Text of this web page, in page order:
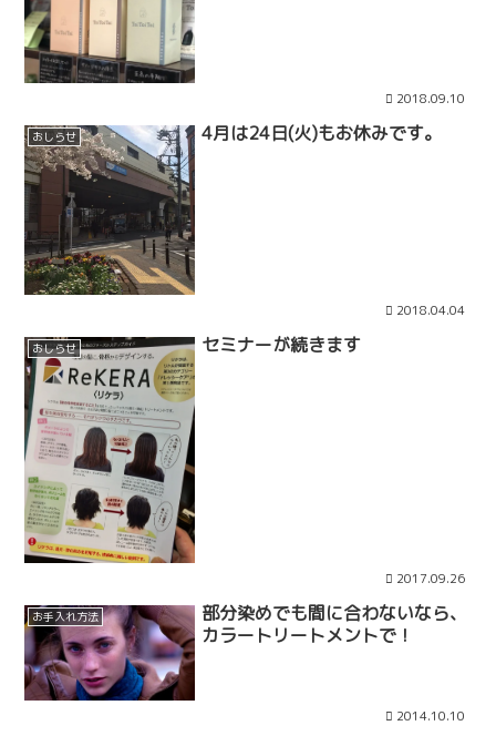
2018.09.10
おしらせ 4月は24日(火)もお休みです。
2018.04.04
おしらせ セミナーが続きます
2017.09.26
お手入れ方法
部分染めでも間に合わないなら、
カラートリートメントで！
2014.10.10